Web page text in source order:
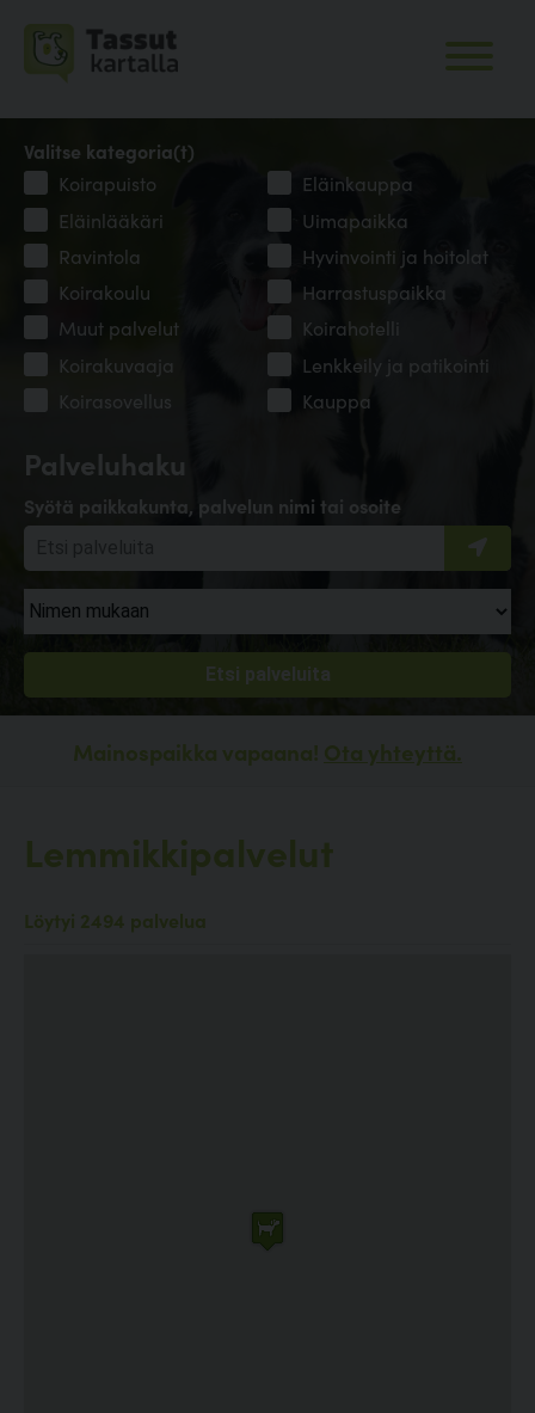
Palveluhaku
Syötä paikkakunta, palvelun nimi tai osoite
Valitse kategoria(t)
Koirapuisto
Eläinkauppa
Eläinlääkäri
Uimapaikka
Ravintola
Hyvinvointi ja hoitolat
Koirakoulu
Harrastuspaikka
Muut palvelut
Koirahotelli
Koirakuvaaja
Lenkkeily ja patikointi
Koirasovellus
Kauppa
Mainospaikka vapaana! Ota yhteyttä.
Lemmikkipalvelut
Löytyi 2494 palvelua